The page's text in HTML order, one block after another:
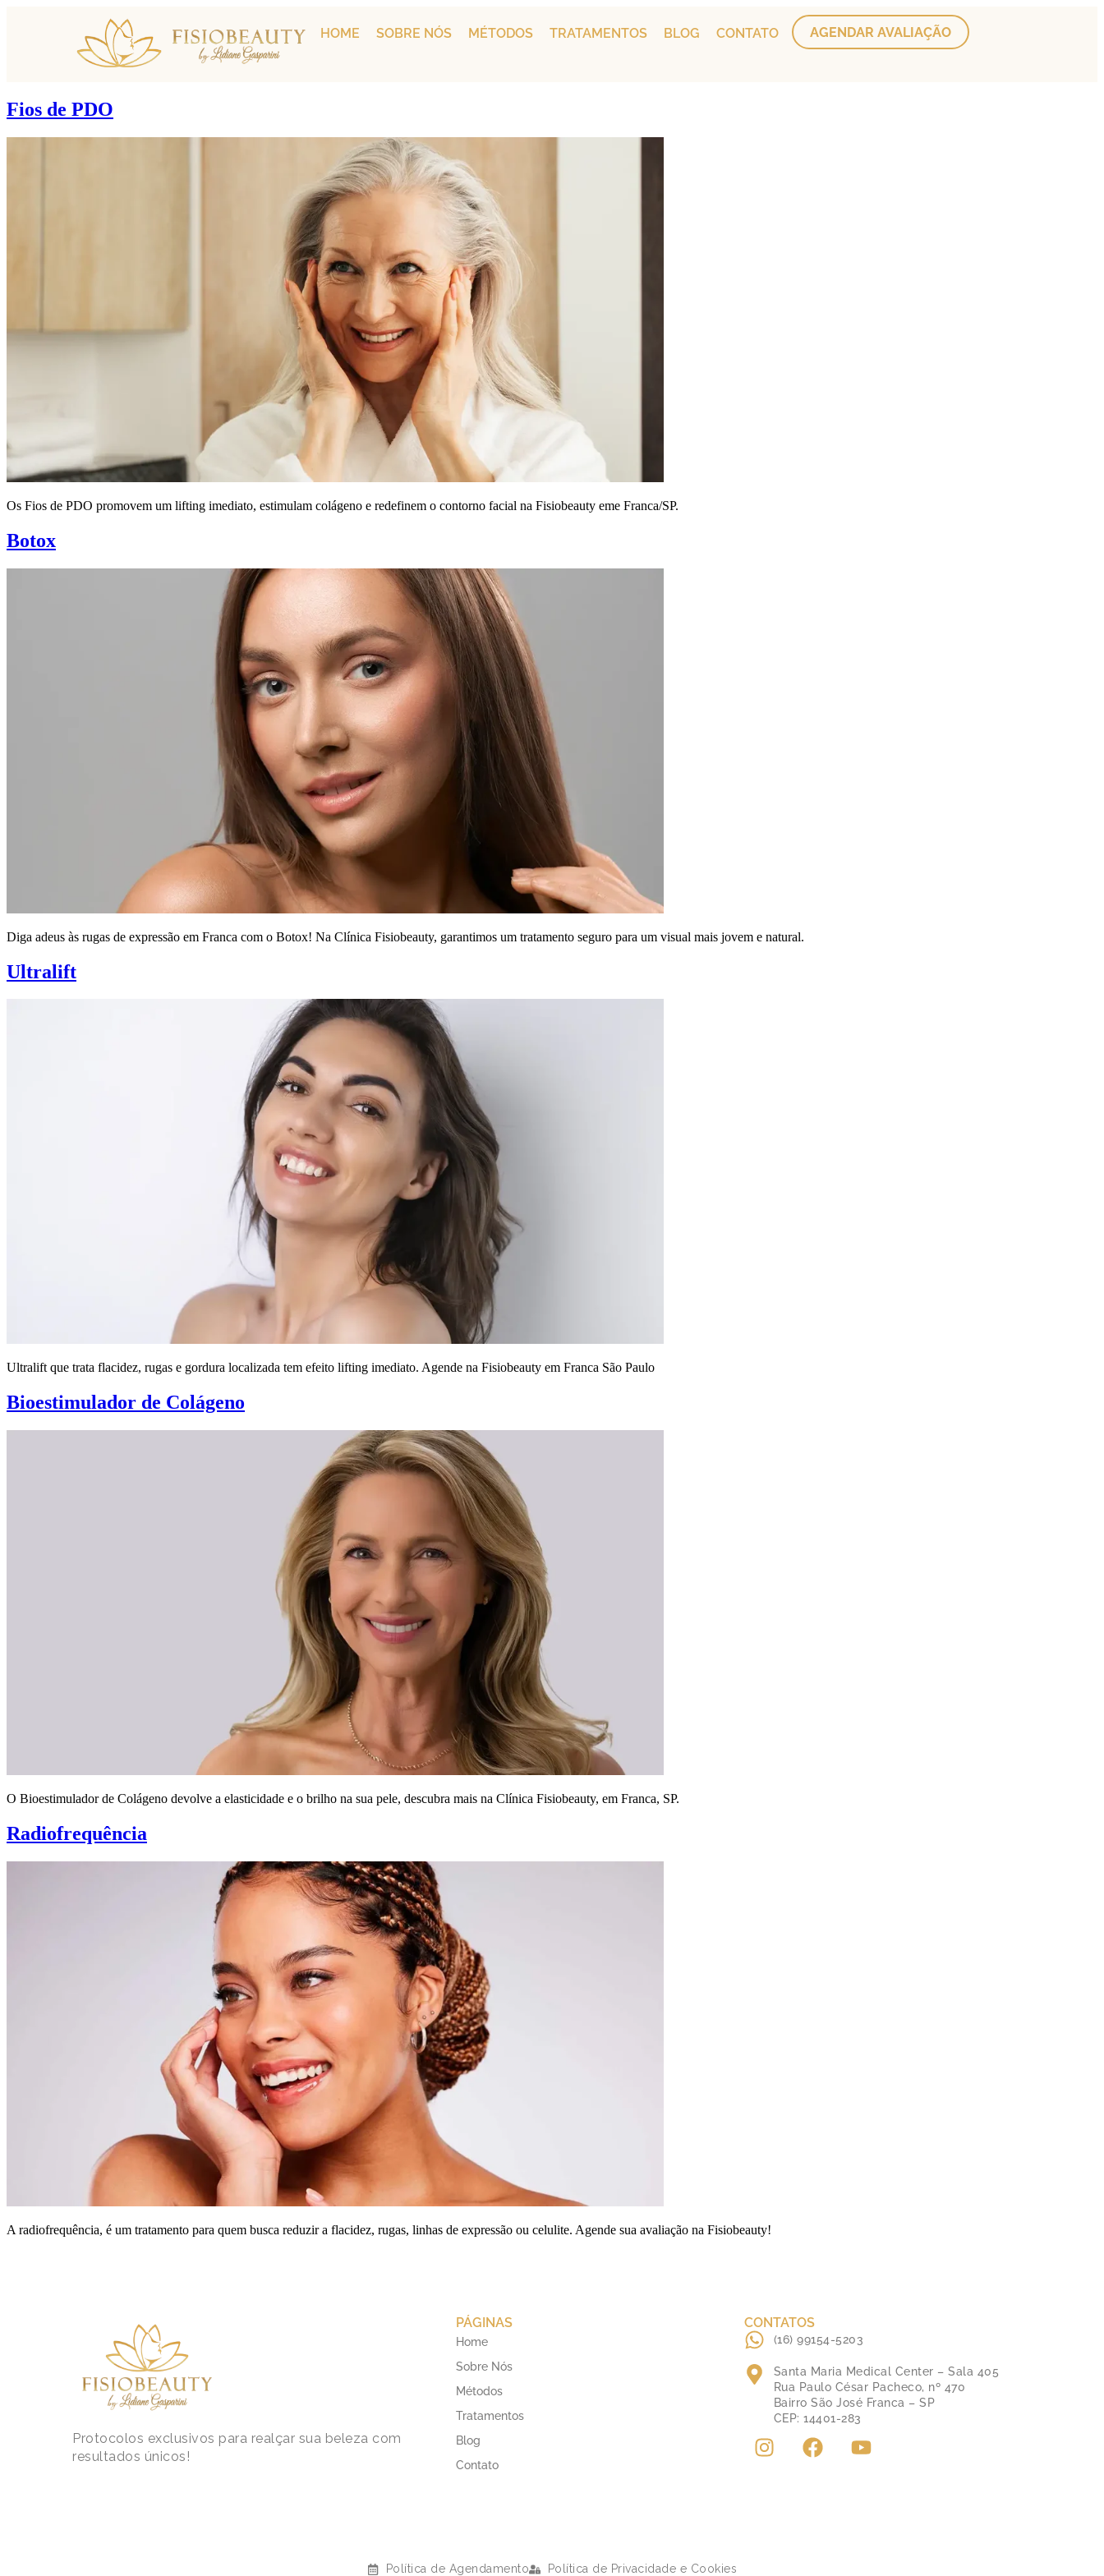
HOME SOBRE NÓS MÉTODOS TRATAMENTOS BLOG CONTATO AGENDAR AVALIAÇÃO
Fios de PDO
Os Fios de PDO promovem um lifting imediato, estimulam colágeno e redefinem o contorno facial na Fisiobeauty eme Franca/SP.
Botox
Diga adeus às rugas de expressão em Franca com o Botox! Na Clínica Fisiobeauty, garantimos um tratamento seguro para um visual mais jovem e natural.
Ultralift
Ultralift que trata flacidez, rugas e gordura localizada tem efeito lifting imediato. Agende na Fisiobeauty em Franca São Paulo
Bioestimulador de Colágeno
O Bioestimulador de Colágeno devolve a elasticidade e o brilho na sua pele, descubra mais na Clínica Fisiobeauty, em Franca, SP.
Radiofrequência
A radiofrequência, é um tratamento para quem busca reduzir a flacidez, rugas, linhas de expressão ou celulite. Agende sua avaliação na Fisiobeauty!
Protocolos exclusivos para realçar sua beleza com
resultados únicos!
PÁGINAS
Home
Sobre Nós
Métodos
Tratamentos
Blog
Contato
CONTATOS
(16) 99154-5203
Santa Maria Medical Center – Sala 405
Rua Paulo César Pacheco, nº 470
Bairro São José Franca – SP
CEP: 14401-283
Política de Agendamento Política de Privacidade e Cookies